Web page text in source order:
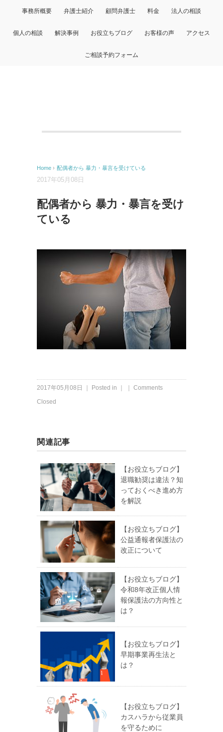
事務所概要 弁護士紹介 顧問弁護士 料金 法人の相談
個人の相談 解決事例 お役立ちブログ お客様の声 アクセス
ご相談予約フォーム
Home › 配偶者から 暴力・暴言を受けている
2017年05月08日
配偶者から 暴力・暴言を受け
ている
2017年05月08日 ｜ Posted in ｜ ｜ Comments
Closed
関連記事
【お役立ちブログ】
退職勧奨は違法？知
っておくべき進め方
を解説
【お役立ちブログ】
公益通報者保護法の
改正について
【お役立ちブログ】
令和8年改正個人情
報保護法の方向性と
は？
【お役立ちブログ】
早期事業再生法と
は？
【お役立ちブログ】
カスハラから従業員
を守るために